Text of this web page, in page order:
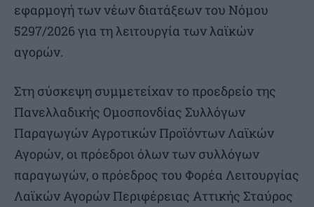
εφαρμογή των νέων διατάξεων του Νόμου
5297/2026 για τη λειτουργία των λαϊκών
αγορών.
Στη σύσκεψη συμμετείχαν το προεδρείο της
Πανελλαδικής Ομοσπονδίας Συλλόγων
Παραγωγών Αγροτικών Προϊόντων Λαϊκών
Αγορών, οι πρόεδροι όλων των συλλόγων
παραγωγών, ο πρόεδρος του Φορέα Λειτουργίας
Λαϊκών Αγορών Περιφέρειας Αττικής Σταύρος